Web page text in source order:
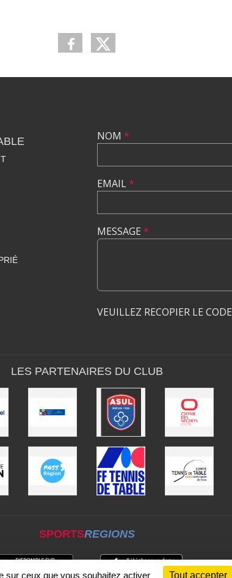
NOM *
EMAIL*
MESSAGE *
VEUILLEZ RECOPIER LE CODE
LES PARTENAIRES DU CLUB
SPORTSREGIONS
sur ceux que vous souhaitez activer Tout accepter